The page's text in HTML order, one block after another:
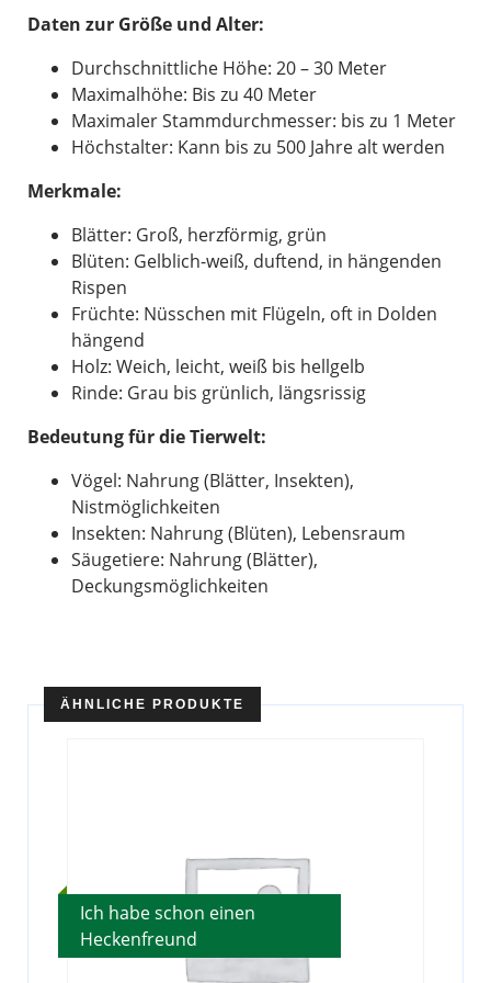
Daten zur Größe und Alter:
Durchschnittliche Höhe: 20 – 30 Meter
Maximalhöhe: Bis zu 40 Meter
Maximaler Stammdurchmesser: bis zu 1 Meter
Höchstalter: Kann bis zu 500 Jahre alt werden
Merkmale:
Blätter: Groß, herzförmig, grün
Blüten: Gelblich-weiß, duftend, in hängenden
Rispen
Früchte: Nüsschen mit Flügeln, oft in Dolden
hängend
Holz: Weich, leicht, weiß bis hellgelb
Rinde: Grau bis grünlich, längsrissig
Bedeutung für die Tierwelt:
Vögel: Nahrung (Blätter, Insekten),
Nistmöglichkeiten
Insekten: Nahrung (Blüten), Lebensraum
Säugetiere: Nahrung (Blätter),
Deckungsmöglichkeiten
ÄHNLICHE PRODUKTE
Ich habe schon einen
Heckenfreund